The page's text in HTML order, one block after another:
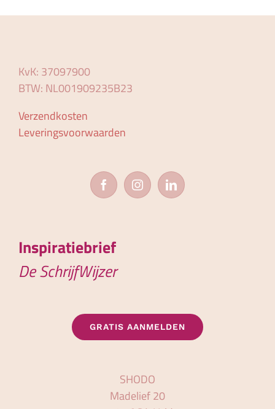
KvK: 37097900
BTW: NL001909235B23
Verzendkosten
Leveringsvoorwaarden
Inspiratiebrief
De SchrijfWijzer
GRATIS AANMELDEN
SHODO
Madelief 20